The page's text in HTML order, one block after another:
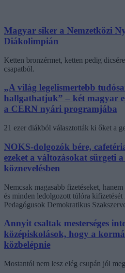
Magyar siker a Nemzetközi
Diákolimpián
Ketten bronzérmet, ketten pedig
csapatból.
„A világ legelismertebb
hallgathatjuk” – két magyar
a CERN nyári programjába
21 ezer diákból választották ki őket a
NOKS-dolgozók bére,
ezeket a változásokat sürgeti
köznevelésben
Nemcsak magasabb fizetéseket,
és minden ledolgozott túlóra kifizetését
Pedagógusok Demokratikus
Annyit csaltak mesterséges
középiskolások, hogy a
közbelépnie
Mostantól nem lesz elég csupán jól